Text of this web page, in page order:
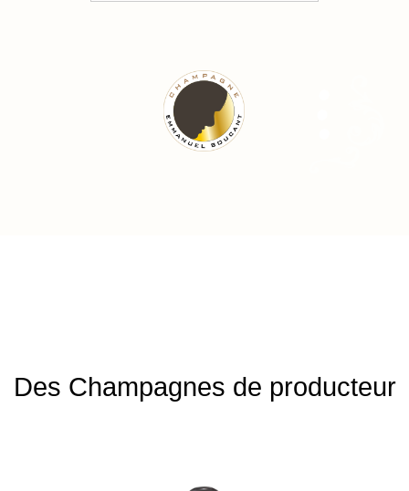
Des Champagnes de producteur